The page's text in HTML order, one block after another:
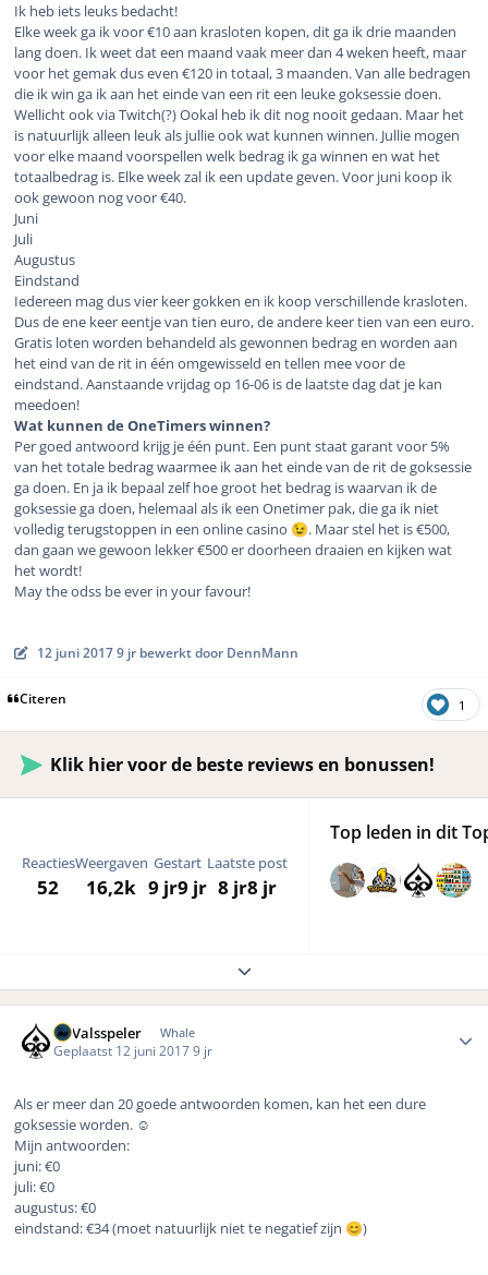
Ik heb iets leuks bedacht!
Elke week ga ik voor €10 aan krasloten kopen, dit ga ik drie maanden
lang doen. Ik weet dat een maand vaak meer dan 4 weken heeft, maar
voor het gemak dus even €120 in totaal, 3 maanden. Van alle bedragen
die ik win ga ik aan het einde van een rit een leuke goksessie doen.
Wellicht ook via Twitch(?) Ookal heb ik dit nog nooit gedaan. Maar het
is natuurlijk alleen leuk als jullie ook wat kunnen winnen. Jullie mogen
voor elke maand voorspellen welk bedrag ik ga winnen en wat het
totaalbedrag is. Elke week zal ik een update geven. Voor juni koop ik
ook gewoon nog voor €40.
Juni
Juli
Augustus
Eindstand
Iedereen mag dus vier keer gokken en ik koop verschillende krasloten.
Dus de ene keer eentje van tien euro, de andere keer tien van een euro.
Gratis loten worden behandeld als gewonnen bedrag en worden aan
het eind van de rit in één omgewisseld en tellen mee voor de
eindstand. Aanstaande vrijdag op 16-06 is de laatste dag dat je kan
meedoen!
Wat kunnen de OneTimers winnen?
Per goed antwoord krijg je één punt. Een punt staat garant voor 5%
van het totale bedrag waarmee ik aan het einde van de rit de goksessie
ga doen. En ja ik bepaal zelf hoe groot het bedrag is waarvan ik de
goksessie ga doen, helemaal als ik een Onetimer pak, die ga ik niet
volledig terugstoppen in een online casino 😉. Maar stel het is €500,
dan gaan we gewoon lekker €500 er doorheen draaien en kijken wat
het wordt!
May the odss be ever in your favour!
12 juni 20179 jr bewerkt door DennMann
Citeren 1
Klik hier voor de beste reviews en bonussen!
Reacties
52
Weergaven
16,2k
Gestart
9 jr9 jr
Laatste post
8 jr8 jr
Top leden in dit
Expand topic overview
DeValsspeler Whale
Geplaatst 12 juni 20179 jr
Als er meer dan 20 goede antwoorden komen, kan het een dure
goksessie worden. ☺️
Mijn antwoorden:
juni: €0
juli: €0
augustus: €0
eindstand: €34 (moet natuurlijk niet te negatief zijn 😊)